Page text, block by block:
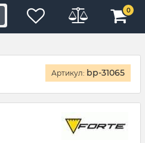
0
Артикул: bp-31065